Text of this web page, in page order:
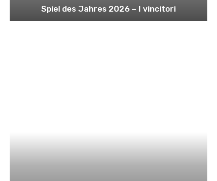
Spiel des Jahres 2026 – I vincitori